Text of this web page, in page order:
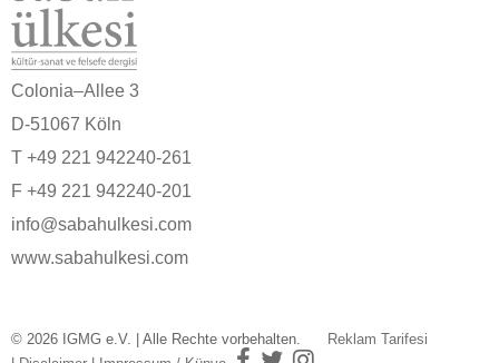
Colonia–Allee 3
D-51067 Köln
T +49 221 942240-261
F +49 221 942240-201
info@sabahulkesi.com
www.sabahulkesi.com
© 2026 IGMG e.V. | Alle Rechte vorbehalten.
Reklam Tarifesi